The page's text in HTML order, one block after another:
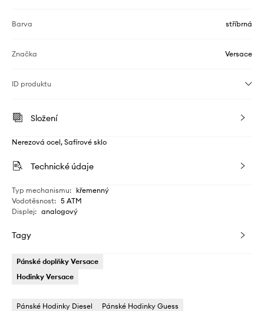
Barva stříbrná
Značka Versace
ID produktu
Složení
Nerezová ocel, Safírové sklo
Technické údaje
Typ mechanismu: křemenný
Vodotěsnost: 5 ATM
Displej: analogový
Tagy
Pánské doplňky Versace
Hodinky Versace
Pánské Hodinky Diesel Pánské Hodinky Guess